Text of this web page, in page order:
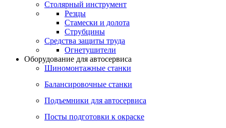
Столярный инструмент
Резцы
Стамески и долота
Струбцины
Средства защиты труда
Огнетушители
Оборудование для автосервиса
Шиномонтажные станки
Балансировочные станки
Подъемники для автосервиса
Посты подготовки к окраске